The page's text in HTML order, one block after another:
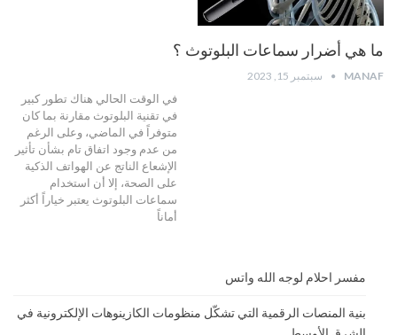
ما هي أضرار سماعات البلوتوث ؟
MANAF سبتمبر 15, 2023
في الوقت الحالي هناك تطور كبير
في تقنية البلوتوث مقارنة بما كان
متوفراً في الماضي، وعلى الرغم
من عدم وجود اتفاق تام بشأن تأثير
الإشعاع الناتج عن الهواتف الذكية
على الصحة، إلا أن استخدام
سماعات البلوتوث يعتبر خياراً أكثر
أماناً
مفسر احلام لوجه الله واتس
بنية المنصات الرقمية التي تشكّل منظومات الكازينوهات الإلكترونية في